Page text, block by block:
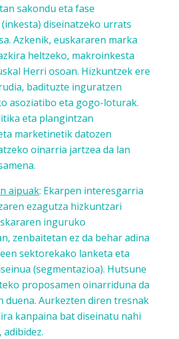
sakondu eta fase
diseinatzeko urrats
Azkenik, euskararen marka
heltzeko, makroinkesta
Herri osoan. Hizkuntzek ere
badituzte inguratzen
asoziatibo eta gogo-loturak.
eta plangintzan
marketinetik datozen
oinarria jartzea da lan
aipuak: Ekarpen interesgarria
ezagutza hizkuntzari
inguruko
zenbaitetan ez da behar adina
sektorekako lanketa eta
(segmentazioa). Hutsune
proposamen oinarriduna da
duena. Aurkezten diren tresnak
kanpaina bat diseinatu nahi